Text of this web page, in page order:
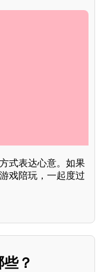
式表达心意。如果
戏陪玩，一起度过
？